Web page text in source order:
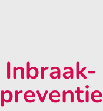
Inbraak-
preventie